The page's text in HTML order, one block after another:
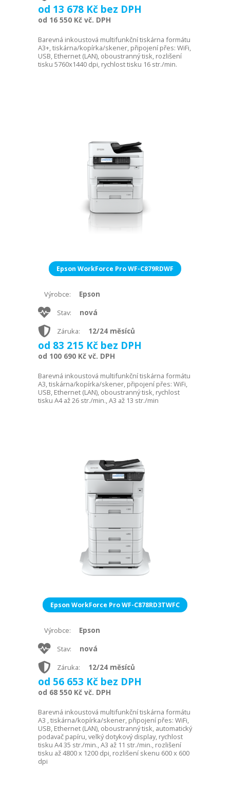
od 13 678 Kč bez DPH
od 16 550 Kč vč. DPH
Barevná inkoustová multifunkční tiskárna formátu
A3+, tiskárna/kopírka/skener, připojení přes: WiFi,
USB, Ethernet (LAN), oboustranný tisk, rozlišení
tisku 5760x1440 dpi, rychlost tisku 16 str./min.
Epson WorkForce Pro WF-C879RDWF
Výrobce: Epson
Stav: nová
Záruka: 12/24 měsíců
od 83 215 Kč bez DPH
od 100 690 Kč vč. DPH
Barevná inkoustová multifunkční tiskárna formátu
A3, tiskárna/kopírka/skener, připojení přes: WiFi,
USB, Ethernet (LAN), oboustranný tisk, rychlost
tisku A4 až 26 str./min., A3 až 13 str./min
Epson WorkForce Pro WF-C878RD3TWFC
Výrobce: Epson
Stav: nová
Záruka: 12/24 měsíců
od 56 653 Kč bez DPH
od 68 550 Kč vč. DPH
Barevná inkoustová multifunkční tiskárna formátu
A3 , tiskárna/kopírka/skener, připojení přes: WiFi,
USB, Ethernet (LAN), oboustranný tisk, automatický
podavač papíru, velký dotykový display, rychlost
tisku A4 35 str./min., A3 až 11 str./min., rozlišení
tisku až 4800 x 1200 dpi, rozlišení skenu 600 x 600
dpi